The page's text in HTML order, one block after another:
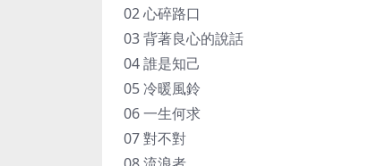
02 心碎路口
03 背著良心的說話
04 誰是知己
05 冷暖風鈴
06 一生何求
07 對不對